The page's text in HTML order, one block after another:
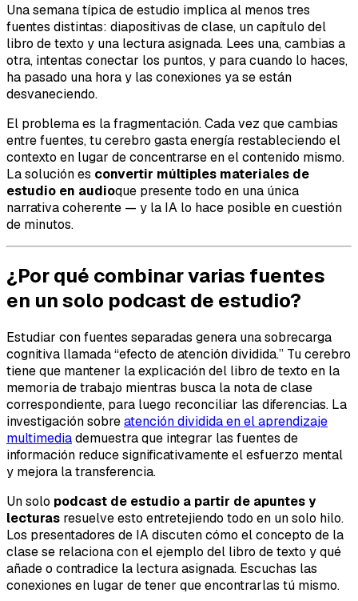
Una semana típica de estudio implica al menos tres
fuentes distintas: diapositivas de clase, un capítulo del
libro de texto y una lectura asignada. Lees una, cambias a
otra, intentas conectar los puntos, y para cuando lo haces,
ha pasado una hora y las conexiones ya se están
desvaneciendo.
El problema es la fragmentación. Cada vez que cambias
entre fuentes, tu cerebro gasta energía restableciendo el
contexto en lugar de concentrarse en el contenido mismo.
La solución es convertir múltiples materiales de
estudio en audioque presente todo en una única
narrativa coherente — y la IA lo hace posible en cuestión
de minutos.
¿Por qué combinar varias fuentes
en un solo podcast de estudio?
Estudiar con fuentes separadas genera una sobrecarga
cognitiva llamada “efecto de atención dividida.” Tu cerebro
tiene que mantener la explicación del libro de texto en la
memoria de trabajo mientras busca la nota de clase
correspondiente, para luego reconciliar las diferencias. La
investigación sobreatención dividida en el aprendizaje
multimediademuestra que integrar las fuentes de
información reduce significativamente el esfuerzo mental
y mejora la transferencia.
Un solo podcast de estudio a partir de apuntes y
lecturas resuelve esto entretejiendo todo en un solo hilo.
Los presentadores de IA discuten cómo el concepto de la
clase se relaciona con el ejemplo del libro de texto y qué
añade o contradice la lectura asignada. Escuchas las
conexiones en lugar de tener que encontrarlas tú mismo.